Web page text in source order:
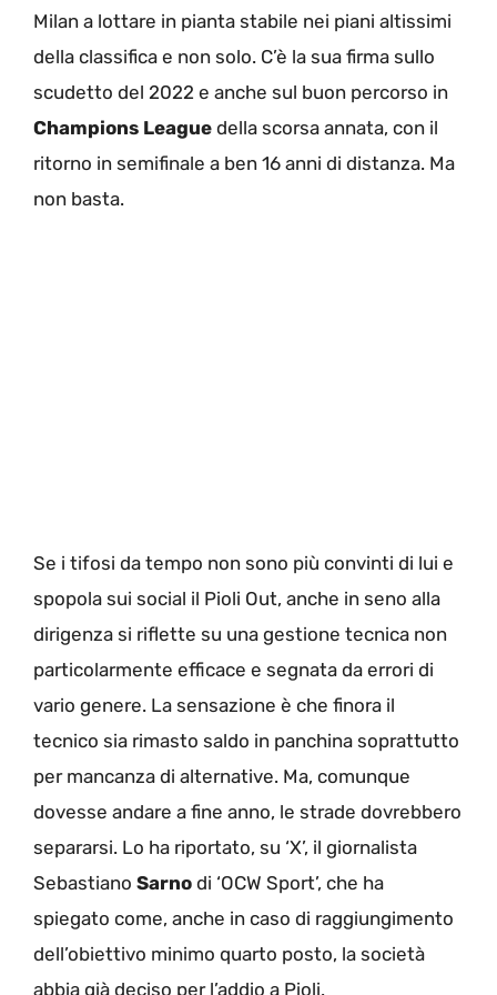
Milan a lottare in pianta stabile nei piani altissimi
della classifica e non solo. C’è la sua firma sullo
scudetto del 2022 e anche sul buon percorso in
Champions League della scorsa annata, con il
ritorno in semifinale a ben 16 anni di distanza. Ma
non basta.
Se i tifosi da tempo non sono più convinti di lui e
spopola sui social il Pioli Out, anche in seno alla
dirigenza si riflette su una gestione tecnica non
particolarmente efficace e segnata da errori di
vario genere. La sensazione è che finora il
tecnico sia rimasto saldo in panchina soprattutto
per mancanza di alternative. Ma, comunque
dovesse andare a fine anno, le strade dovrebbero
separarsi. Lo ha riportato, su ‘X’, il giornalista
Sebastiano Sarno di ‘OCW Sport’, che ha
spiegato come, anche in caso di raggiungimento
dell’obiettivo minimo quarto posto, la società
abbia già deciso per l’addio a Pioli.